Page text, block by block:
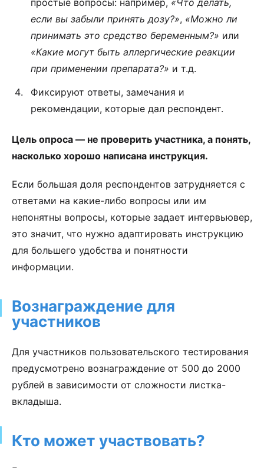
простые вопросы: например, «Что делать,
если вы забыли принять дозу?», «Можно ли
принимать это средство беременным?» или
«Какие могут быть аллергические реакции
при применении препарата?» и т.д.
Фиксируют ответы, замечания и
рекомендации, которые дал респондент.
Цель опроса — не проверить участника, а понять,
насколько хорошо написана инструкция.
Если большая доля респондентов затрудняется с
ответами на какие-либо вопросы или им
непонятны вопросы, которые задает интервьювер,
это значит, что нужно адаптировать инструкцию
для большего удобства и понятности
информации.
Вознаграждение для
участников
Для участников пользовательского тестирования
предусмотрено вознаграждение от 500 до 2000
рублей в зависимости от сложности листка-
вкладыша.
Кто может участвовать?